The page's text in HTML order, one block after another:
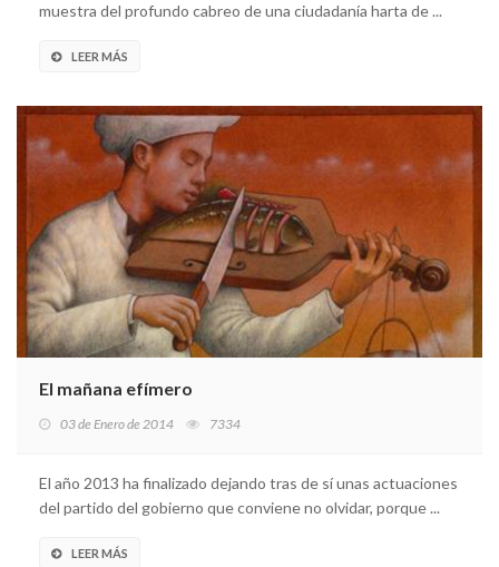
muestra del profundo cabreo de una ciudadanía harta de ...
LEER MÁS
El mañana efímero
03 de Enero de 2014 7334
El año 2013 ha finalizado dejando tras de sí unas actuaciones
del partido del gobierno que conviene no olvidar, porque ...
LEER MÁS